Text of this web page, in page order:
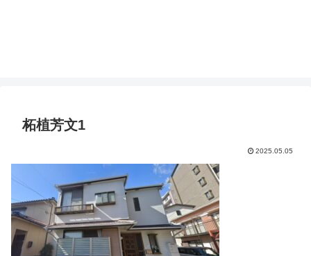
柘植芳文1
2025.05.05